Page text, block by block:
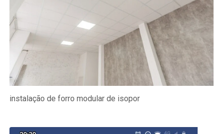
instalação de forro modular de isopor